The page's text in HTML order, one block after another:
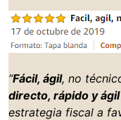
“Fácil, ágil, no
directo, rápido y ágil
estrategia fiscal a